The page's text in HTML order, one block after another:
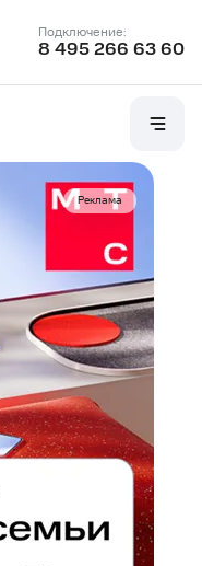
Подключение:
8 495 266 63 60
Реклама